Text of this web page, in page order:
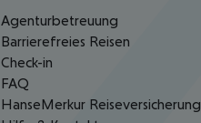
Agenturbetreuung
Barrierefreies Reisen
Check-in
FAQ
HanseMerkur Reiseversicherung